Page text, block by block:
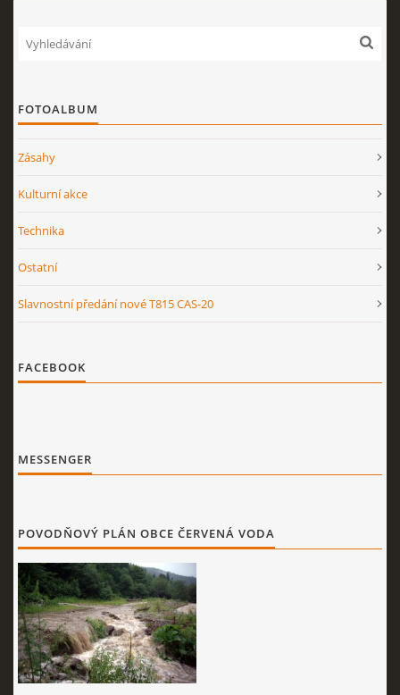
FOTOALBUM
Zásahy
Kulturní akce
Technika
Ostatní
Slavnostní předání nové T815 CAS-20
FACEBOOK
MESSENGER
POVODŇOVÝ PLÁN OBCE ČERVENÁ VODA